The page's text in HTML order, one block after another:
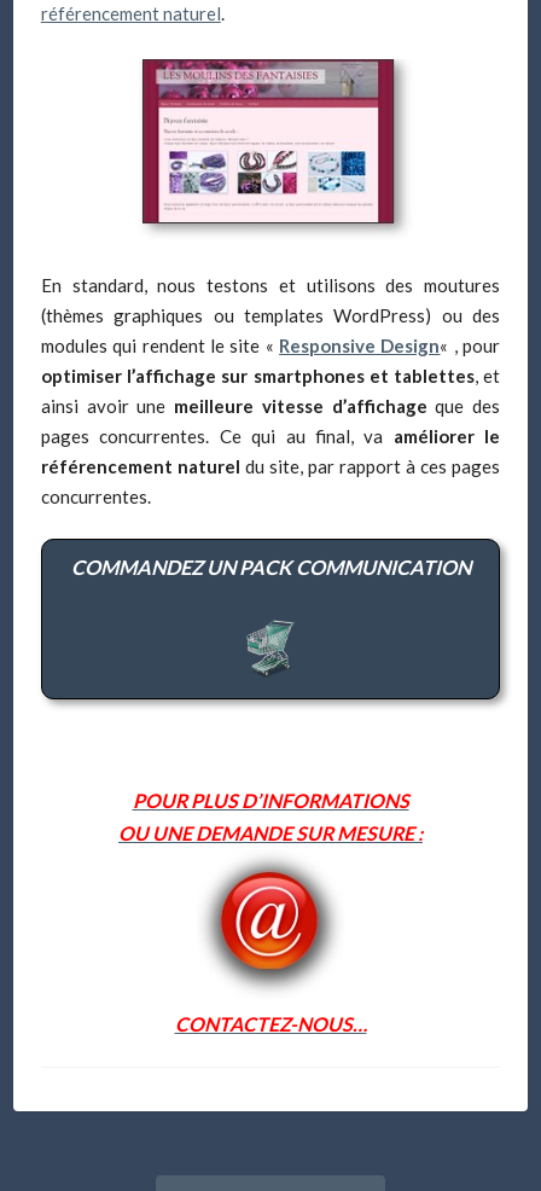
référencement naturel.
En standard, nous testons et utilisons des moutures
(thèmes graphiques ou templates WordPress) ou des
modules qui rendent le site « Responsive Design« , pour
optimiser l’affichage sur smartphones et tablettes, et
ainsi avoir une meilleure vitesse d’affichage que des
pages concurrentes. Ce qui au final, va améliorer le
référencement naturel du site, par rapport à ces pages
concurrentes.
COMMANDEZ UN PACK COMMUNICATION
POUR PLUS D’INFORMATIONS
OU UNE DEMANDE SUR MESURE :
CONTACTEZ-NOUS…